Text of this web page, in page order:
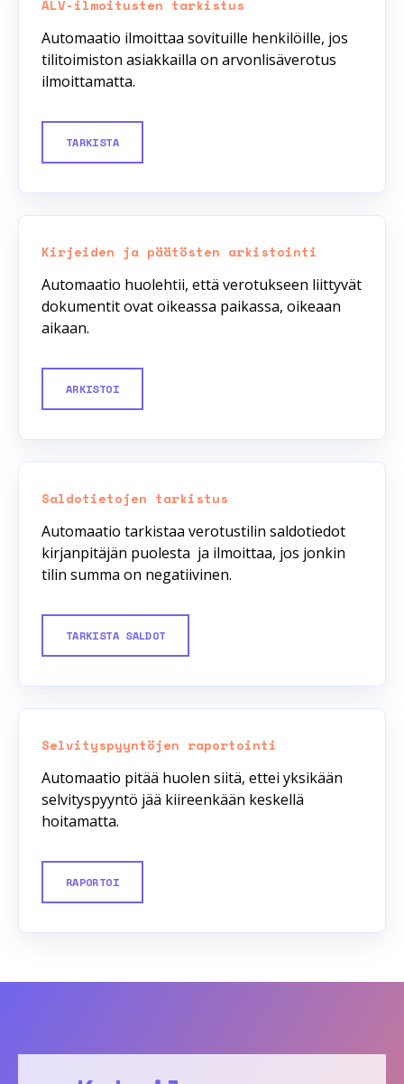
ALV-ilmoitusten tarkistus
Automaatio ilmoittaa sovituille henkilöille, jos
tilitoimiston asiakkailla on arvonlisäverotus
ilmoittamatta.
TARKISTA
Kirjeiden ja päätösten arkistointi
Automaatio huolehtii, että verotukseen liittyvät
dokumentit ovat oikeassa paikassa, oikeaan
aikaan.
ARKISTOI
Saldotietojen tarkistus
Automaatio tarkistaa verotustilin saldotiedot
kirjanpitäjän puolesta ja ilmoittaa, jos jonkin
tilin summa on negatiivinen.
TARKISTA SALDOT
Selvityspyyntöjen raportointi
Automaatio pitää huolen siitä, ettei yksikään
selvityspyyntö jää kiireenkään keskellä
hoitamatta.
RAPORTOI